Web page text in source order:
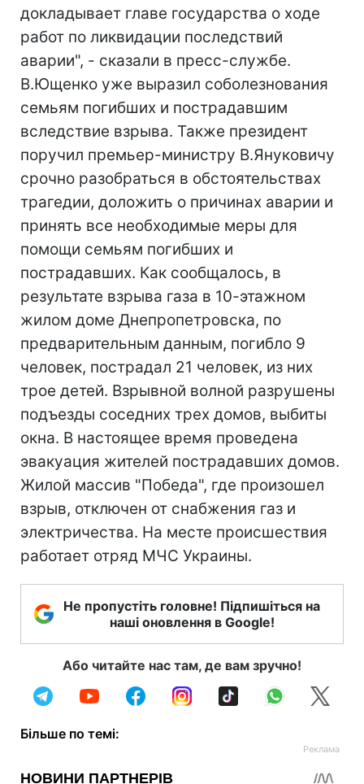
докладывает главе государства о ходе
работ по ликвидации последствий
аварии", - сказали в пресс-службе.
В.Ющенко уже выразил соболезнования
семьям погибших и пострадавшим
вследствие взрыва. Также президент
поручил премьер-министру В.Януковичу
срочно разобраться в обстоятельствах
трагедии, доложить о причинах аварии и
принять все необходимые меры для
помощи семьям погибших и
пострадавших. Как сообщалось, в
результате взрыва газа в 10-этажном
жилом доме Днепропетровска, по
предварительным данным, погибло 9
человек, пострадал 21 человек, из них
трое детей. Взрывной волной разрушены
подъезды соседних трех домов, выбиты
окна. В настоящее время проведена
эвакуация жителей пострадавших домов.
Жилой массив "Победа", где произошел
взрыв, отключен от снабжения газ и
электричества. На месте происшествия
работает отряд МЧС Украины.
Не пропустіть головне! Підпишіться на
наші оновлення в Google!
Або читайте нас там, де вам зручно!
Більше по темі: